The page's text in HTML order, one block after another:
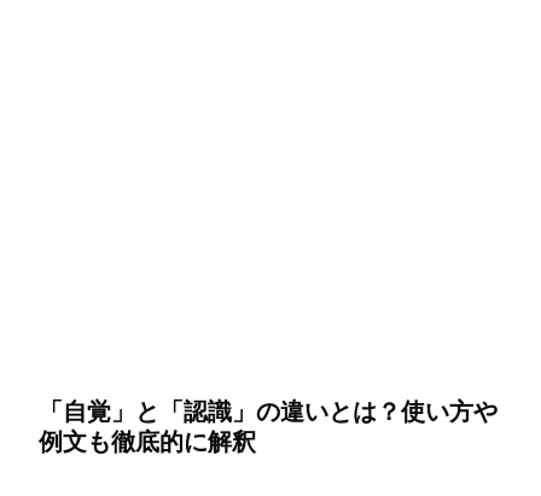
「自覚」と「認識」の違いとは？使い方や
例文も徹底的に解釈